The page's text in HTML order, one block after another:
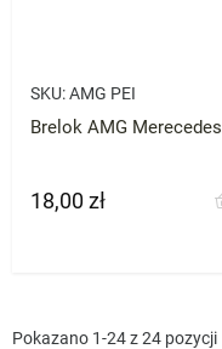
SKU:AMG PEI
Brelok AMG Merecedes
Cena
18,00 zł
Pokazano 1-24 z 24 pozycji